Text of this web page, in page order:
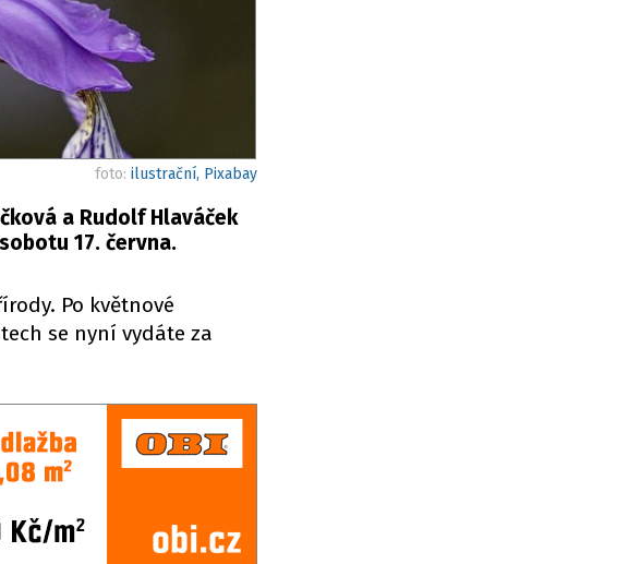
foto: ilustrační, Pixabay
a Rudolf Hlaváček
17. června.
Po květnové
se nyní vydáte za